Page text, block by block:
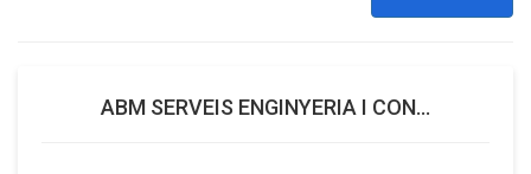
ABM SERVEIS ENGINYERIA I CON...